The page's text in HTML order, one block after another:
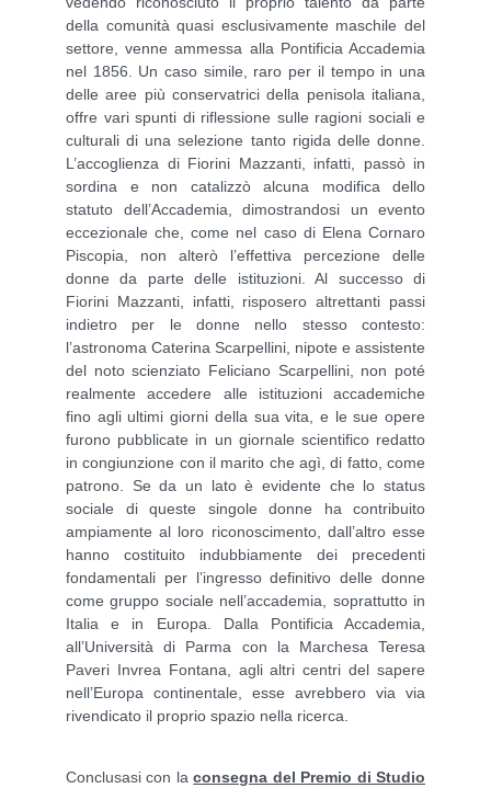
della comunità quasi esclusivamente maschile del
settore, venne ammessa alla Pontificia Accademia
nel 1856. Un caso simile, raro per il tempo in una
delle aree più conservatrici della penisola italiana,
offre vari spunti di riflessione sulle ragioni sociali e
culturali di una selezione tanto rigida delle donne.
L’accoglienza di Fiorini Mazzanti, infatti, passò in
sordina e non catalizzò alcuna modifica dello
statuto dell’Accademia, dimostrandosi un evento
eccezionale che, come nel caso di Elena Cornaro
Piscopia, non alterò l’effettiva percezione delle
donne da parte delle istituzioni. Al successo di
Fiorini Mazzanti, infatti, risposero altrettanti passi
indietro per le donne nello stesso contesto:
l’astronoma Caterina Scarpellini, nipote e assistente
del noto scienziato Feliciano Scarpellini, non poté
realmente accedere alle istituzioni accademiche
fino agli ultimi giorni della sua vita, e le sue opere
furono pubblicate in un giornale scientifico redatto
in congiunzione con il marito che agì, di fatto, come
patrono. Se da un lato è evidente che lo status
sociale di queste singole donne ha contribuito
ampiamente al loro riconoscimento, dall’altro esse
hanno costituito indubbiamente dei precedenti
fondamentali per l’ingresso definitivo delle donne
come gruppo sociale nell’accademia, soprattutto in
Italia e in Europa. Dalla Pontificia Accademia,
all’Università di Parma con la Marchesa Teresa
Paveri Invrea Fontana, agli altri centri del sapere
nell’Europa continentale, esse avrebbero via via
rivendicato il proprio spazio nella ricerca.
Conclusasi con laconsegna del Premio di Studio